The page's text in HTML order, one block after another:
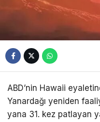
ABD’nin Hawaii
Yanardağı yeniden
yana 31. kez patlayan